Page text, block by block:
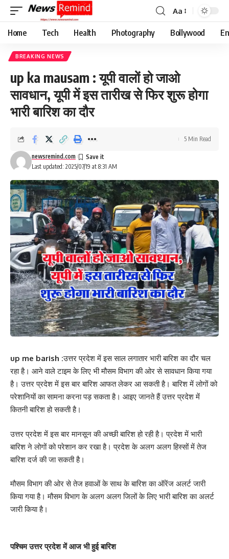
Font
Resizer
Aa
Home Tech Health Photography Bollywood
BREAKING NEWS
up ka mausam : यूपी वालों हो जाओ
सावधान, यूपी में इस तारीख से फिर शुरू होगा
भारी बारिश का दौर
Last updated: 2025/07/19 at 8:31 AM
newsremind.com
5 Min Read
up me barish :उत्तर प्रदेश में इस साल लगातार भारी बारिश का दौर चल
रहा है। आने वाले टाइम के लिए भी मौसम विभाग की ओर से सावधान किया गया
है। उत्तर प्रदेश में इस बार बारिश आफत लेकर आ सकती है। बारिश में लोगों को
परेशानियों का सामना करना पड़ सकता है। आइए जानते हैं उत्तर प्रदेश में
कितनी बारिश हो सकती है।
उत्तर प्रदेश में इस बार मानसून की अच्छी बारिश हो रही है। प्रदेश में भारी
बारिश ने लोगों को परेशान कर रखा है। प्रदेश के अलग अलग हिस्सों में तेज
बारिश दर्ज की जा सकती है।
मौसम विभाग की ओर से तेज हवाओं के साथ के बारिश का ऑरेंज अलर्ट जारी
किया गया है। मौसम विभाग के अलग अलग जिलों के लिए भारी बारिश का अलर्ट
जारी किया है।
पश्चिम उत्तर प्रदेश में आज भी हुई बारिश